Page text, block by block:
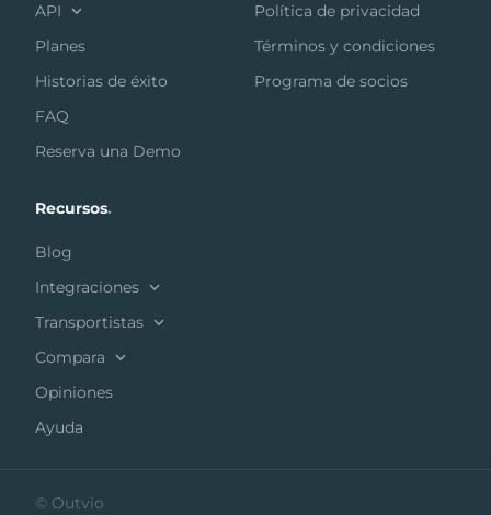
API
Planes
Historias de éxito
FAQ
Reserva una Demo
Política de privacidad
Términos y condiciones
Programa de socios
Recursos.
Blog
Integraciones
Transportistas
Compara
Opiniones
Ayuda
© Outvio